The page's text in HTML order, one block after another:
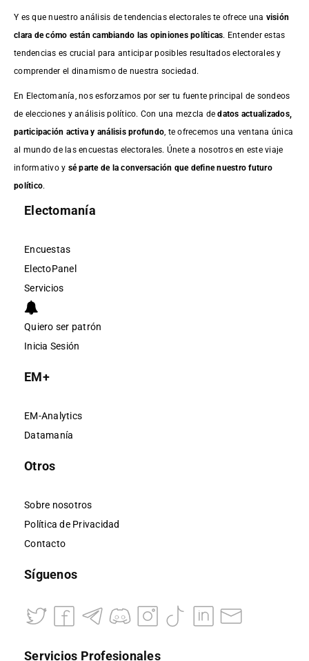
Y es que nuestro análisis de tendencias electorales te ofrece una visión
clara de cómo están cambiando las opiniones políticas. Entender estas
tendencias es crucial para anticipar posibles resultados electorales y
comprender el dinamismo de nuestra sociedad.
En Electomanía, nos esforzamos por ser tu fuente principal de sondeos
de elecciones y análisis político. Con una mezcla dedatos actualizados,
participación activa y análisis profundo , te ofrecemos una ventana única
al mundo de las encuestas electorales. Únete a nosotros en este viaje
informativo y sé parte de la conversación que define nuestro futuro
político.
Electomanía
Encuestas
ElectoPanel
Servicios
Quiero ser patrón
Inicia Sesión
EM+
EM-Analytics
Datamanía
Otros
Sobre nosotros
Política de Privacidad
Contacto
Síguenos
Servicios Profesionales